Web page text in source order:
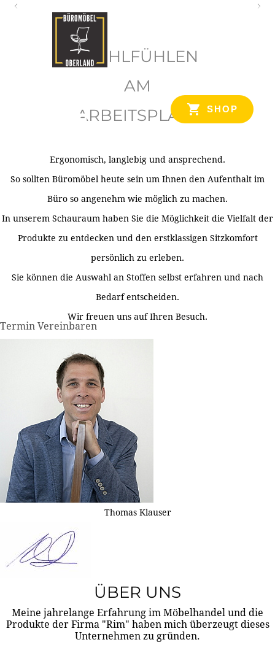
SHOP
WOHLFÜHLEN
AM
ARBEITSPLATZ
Ergonomisch, langlebig und ansprechend.
So sollten Büromöbel heute sein um Ihnen den Aufenthalt im
Büro so angenehm wie möglich zu machen.
In unserem Schauraum haben Sie die Möglichkeit die Vielfalt der
Produkte zu entdecken und den erstklassigen Sitzkomfort
persönlich zu erleben.
Sie können die Auswahl an Stoffen selbst erfahren und nach
Bedarf entscheiden.
Wir freuen uns auf Ihren Besuch.
Termin Vereinbaren
Thomas Klauser
ÜBER UNS
Meine jahrelange Erfahrung im Möbelhandel und die
Produkte der Firma "Rim" haben mich überzeugt dieses
Unternehmen zu gründen.